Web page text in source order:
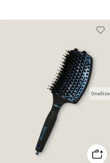
OneSize